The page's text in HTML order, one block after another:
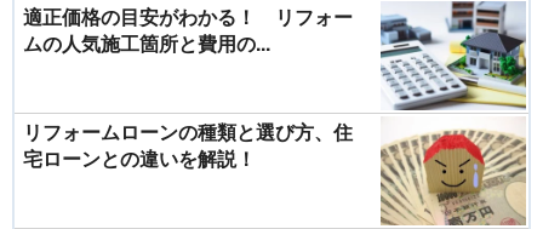
適正価格の目安がわかる！ リフォー
ムの人気施工箇所と費用の...
リフォームローンの種類と選び方、住
宅ローンとの違いを解説！